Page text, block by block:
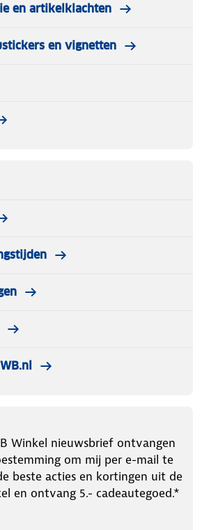
en artikelklachten
en vignetten
Winkel nieuwsbrief ontvangen
om mij per e-mail te
beste acties en kortingen uit de
en ontvang 5.- cadeautegoed.*